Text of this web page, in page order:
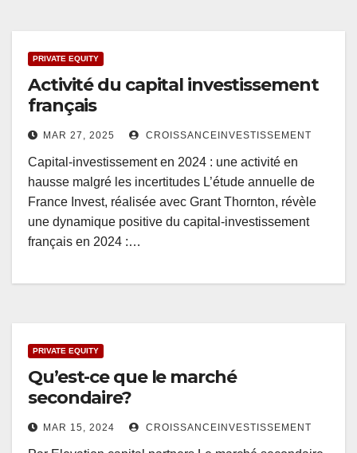
PRIVATE EQUITY
Activité du capital investissement
français
MAR 27, 2025 CROISSANCEINVESTISSEMENT
Capital-investissement en 2024 : une activité en
hausse malgré les incertitudes L’étude annuelle de
France Invest, réalisée avec Grant Thornton, révèle
une dynamique positive du capital-investissement
français en 2024 :…
PRIVATE EQUITY
Qu’est-ce que le marché
secondaire?
MAR 15, 2024 CROISSANCEINVESTISSEMENT